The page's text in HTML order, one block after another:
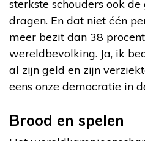
sterkste schouders ook
dragen. En dat niet één
meer bezit dan 38
wereldbevolking. Ja, ik
al zijn geld en zijn
eens onze democratie in
Brood en spelen